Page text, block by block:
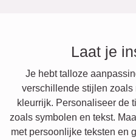
Laat je
Je hebt talloze
verschillende stijlen
kleurrijk. Personaliseer de
zoals symbolen en tekst.
met persoonlijke teksten en